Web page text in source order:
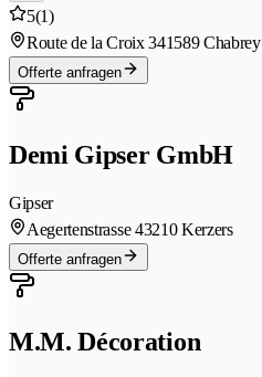
5(1)
Route de la Croix 341589 Chabrey
Offerte anfragen
Demi Gipser GmbH
Gipser
Aegertenstrasse 43210 Kerzers
Offerte anfragen
M.M. Décoration